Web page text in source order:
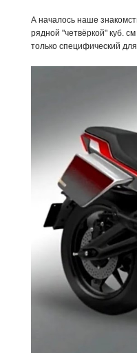
А началось наше
рядной "четвёркой" куб.
только специфический